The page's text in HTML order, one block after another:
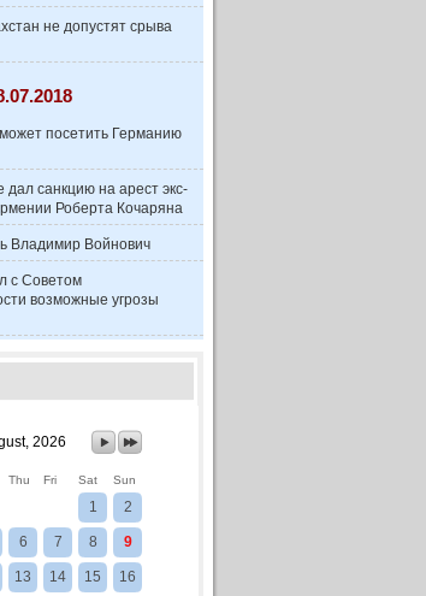
не допустят срыва
посетить Германию
дал санкцию на арест экс-
Роберта Кочаряна
Владимир Войнович
с Советом
возможные угрозы
2026
Thu Fri Sat Sun
1 2
6 7 8 9
13 14 15 16